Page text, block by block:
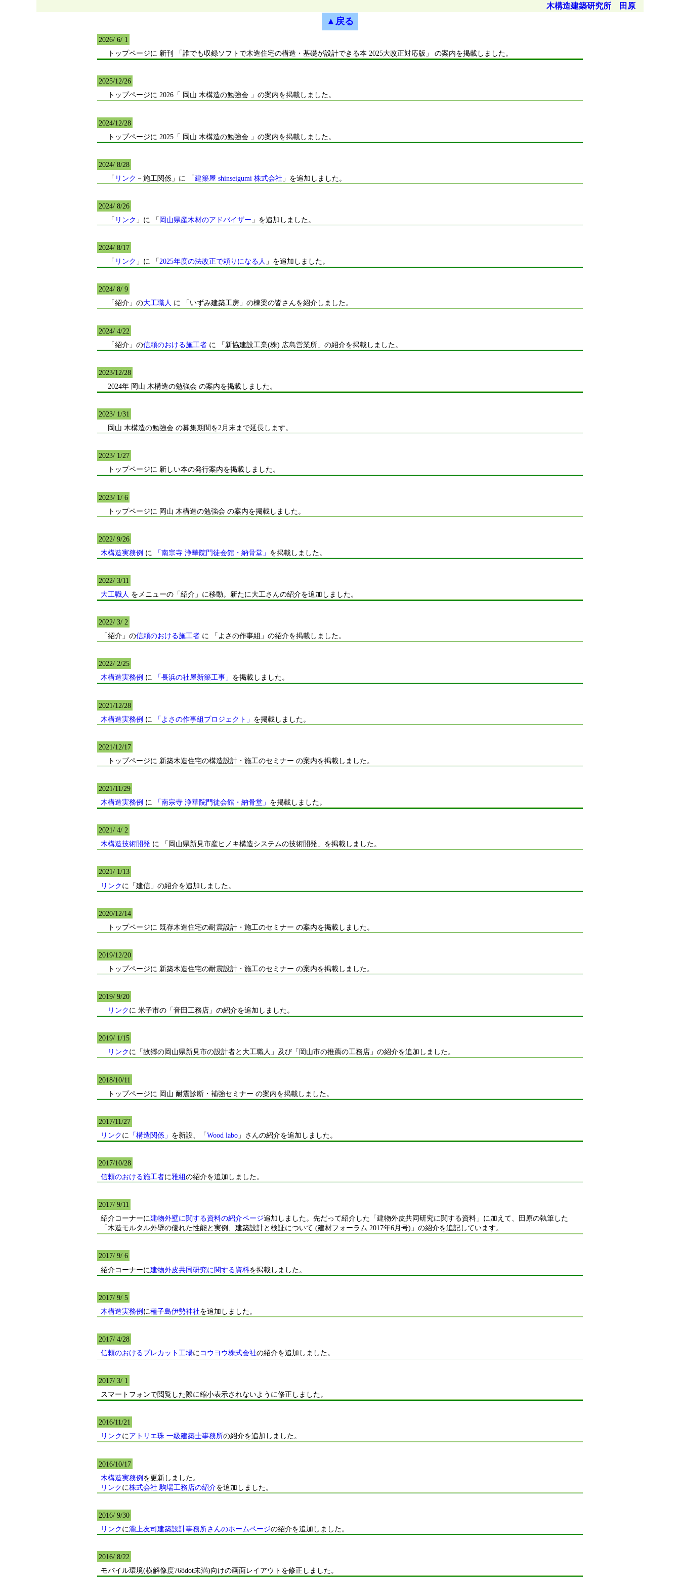
木構造建築研究所 田原
▲戻る
2026/ 6/ 1
トップページに 新刊 「誰でも収録ソフトで木造住宅の構造・基礎が設計できる本 2025大改正対応版」 の案内を掲載しました。
2025/12/26
トップページに 2026「 岡山 木構造の勉強会 」の案内を掲載しました。
2024/12/28
トップページに 2025「 岡山 木構造の勉強会 」の案内を掲載しました。
2024/ 8/28
「 リンク －施工関係」に 「建築屋 shinseigumi 株式会社 」を追加しました。
2024/ 8/26
「 リンク 」に 「岡山県産木材のアドバイザー 」を追加しました。
2024/ 8/17
「 リンク 」に 「2025年度の法改正で頼りになる人 」を追加しました。
2024/ 8/ 9
「紹介」の大工職人 に 「いずみ建築工房」の棟梁の皆さんを紹介しました。
2024/ 4/22
「紹介」の信頼のおける施工者 に 「新協建設工業(株) 広島営業所」の紹介を掲載しました。
2023/12/28
2024年 岡山 木構造の勉強会 の案内を掲載しました。
2023/ 1/31
岡山 木構造の勉強会 の募集期間を2月末まで延長します。
2023/ 1/27
トップページに 新しい本の発行案内を掲載しました。
2023/ 1/ 6
トップページに 岡山 木構造の勉強会 の案内を掲載しました。
2022/ 9/26
木構造実務例 に 「南宗寺 浄華院門徒会館・納骨堂」 を掲載しました。
2022/ 3/11
大工職人 をメニューの「紹介」に移動。新たに大工さんの紹介を追加しました。
2022/ 3/ 2
「紹介」の信頼のおける施工者 に 「よさの作事組」の紹介を掲載しました。
2022/ 2/25
木構造実務例 に 「長浜の社屋新築工事」 を掲載しました。
2021/12/28
木構造実務例 に 「よさの作事組プロジェクト」 を掲載しました。
2021/12/17
トップページに 新築木造住宅の構造設計・施工のセミナー の案内を掲載しました。
2021/11/29
木構造実務例 に 「南宗寺 浄華院門徒会館・納骨堂」 を掲載しました。
2021/ 4/ 2
木構造技術開発 に 「岡山県新見市産ヒノキ構造システムの技術開発」を掲載しました。
2021/ 1/13
リンクに「建信」の紹介を追加しました。
2020/12/14
トップページに 既存木造住宅の耐震設計・施工のセミナー の案内を掲載しました。
2019/12/20
トップページに 新築木造住宅の耐震設計・施工のセミナー の案内を掲載しました。
2019/ 9/20
リンクに 米子市の「音田工務店」の紹介を追加しました。
2019/ 1/15
リンクに「故郷の岡山県新見市の設計者と大工職人」及び「岡山市の推薦の工務店」の紹介を追加しました。
2018/10/11
トップページに 岡山 耐震診断・補強セミナー の案内を掲載しました。
2017/11/27
リンクに 「構造関係」 を新設、「Wood labo 」さんの紹介を追加しました。
2017/10/28
信頼のおける施工者に雅組の紹介を追加しました。
2017/ 9/11
紹介コーナーに建物外壁に関する資料の紹介ページ追加しました。先だって紹介した「建物外皮共同研究に関する資料」に加えて、田原の執筆した
「木造モルタル外壁の優れた性能と実例、建築設計と検証について (建材フォーラム 2017年6月号)」の紹介を追記しています。
2017/ 9/ 6
紹介コーナーに建物外皮共同研究に関する資料を掲載しました。
2017/ 9/ 5
木構造実務例 に種子島伊勢神社を追加しました。
2017/ 4/28
信頼のおけるプレカット工場に コウヨウ株式会社の紹介を追加しました。
2017/ 3/ 1
スマートフォンで閲覧した際に縮小表示されないように修正しました。
2016/11/21
リンクにアトリエ珠 一級建築士事務所の紹介を追加しました。
2016/10/17
木構造実務例を更新しました。
リンクに株式会社 駒場工務店の紹介を追加しました。
2016/ 9/30
リンクに瀧上友司建築設計事務所さんのホームページの紹介を追加しました。
2016/ 8/22
モバイル環境(横解像度768dot未満)向けの画面レイアウトを修正しました。